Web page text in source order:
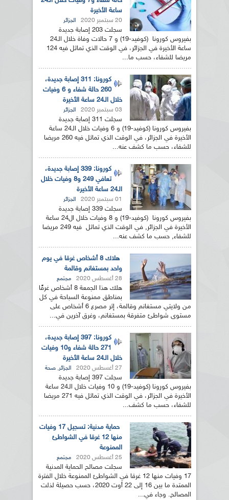
ساعة الأخيرة
20 سبتمبر 2020 الجزائر
سجلت 203 إصابة جديدة
بفيروس كورونا (كوفيد-19) و 7 حالات وفاة خلال الـ24
ساعة الأخيرة في الجزائر، في الوقت الذي تماثل فيه 124
مريضا للشفاء، حسب ما...
كورونا: 311 إصابة جديدة،
260 حالة شفاء و 6 وفيات
خلال الـ24 ساعة الأخيرة
03 سبتمبر 2020 الجزائر
سجلت 311 إصابة جديدة
بفيروس كورونا (كوفيد-19) و 6 وفيات خلال الـ24 ساعة
الأخيرة في الجزائر، في الوقت الذي تماثل فيه 260 مريضا
للشفاء، حسب ما كشف عنه...
كورونا: 339 إصابة جديدة،
تعافي 249 و8 وفيات خلال
الـ24 ساعة الأخيرة
01 سبتمبر 2020 الجزائر
سجلت 339 إصابة جديدة
بفيروس كورونا (كوفيد-19) و 8 وفيات خلال ال24 ساعة
الأخيرة في الجزائر, في الوقت الذي تماثل فيه 249 مريضا
للشفاء, حسب ما كشف عنه...
هلاك 8 أشخاص غرقا في يوم
واحد بمستغانم وقالمة
28 أغسطس 2020 مجتمع
هلك هذا الجمعة 8 أشخاص غرقًا
بمناطق ممنوعة السباحة في كل
من ولايتي مستغانم وقالمة، إثر مصرع 6 أشخاص على
مستوى شواطئ متفرقة بمستغانم، وغرق آخرين في...
كورونا: 397 إصابة جديدة،
271 حالة شفاء و10 وفيات
خلال الـ24 ساعة الأخيرة
27 أغسطس 2020 الجزائر, صحة
سجلت 397 إصابة جديدة
بفيروس كورونا (كوفيد-19) و 10 وفيات خلال الـ24 ساعة
الأخيرة في الجزائر، في الوقت الذي تماثل فيه 271 مريضا
للشفاء، حسب ما كشف...
حماية مدنية: تسجيل 17 وفيات
منها 12 غرقا في الشواطئ
الممنوعة
25 أغسطس 2020 مجتمع
سجلت مصالح الحماية المدنية
17 وفيات منها 12 غرقا في الشواطئ الممنوعة خلال الفترة
الممتدة ما بين 16 إلى 22 أوت 2020، حسب حصيلة لذلت
المصالح. وجاء في...